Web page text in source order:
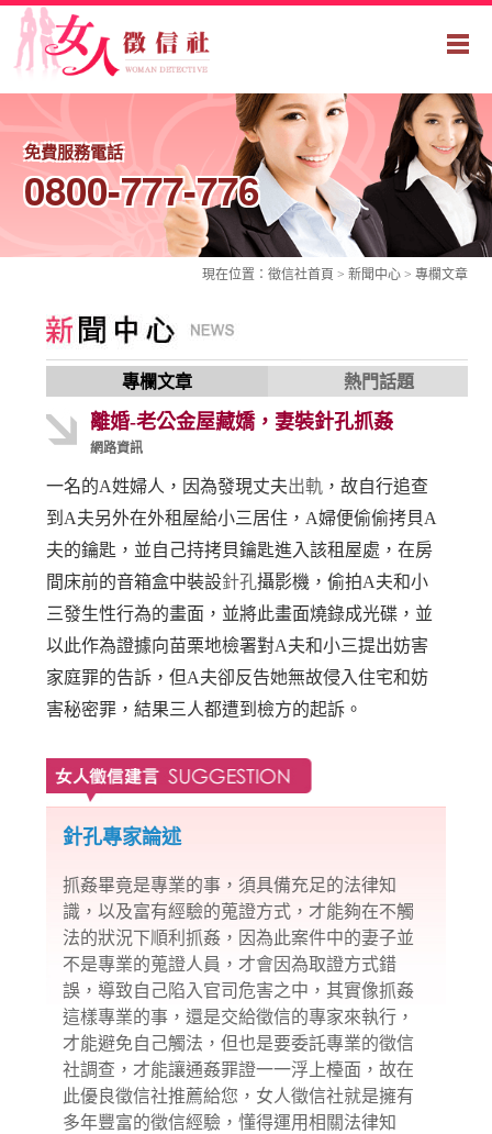
免費服務電話
0800-777-776
現在位置： 徵信社首頁 > 新聞中心 > 專欄文章
專欄文章 熱門話題
離婚-老公金屋藏嬌，妻裝針孔抓姦
網路資訊
一名的A姓婦人，因為發現丈夫出軌 ，故自行追查
到A夫另外在外租屋給小三居住，A婦便偷偷拷貝A
夫的鑰匙，並自己持拷貝鑰匙進入該租屋處，在房
間床前的音箱盒中裝設針孔攝影機，偷拍A夫和小
三發生性行為的畫面，並將此畫面燒錄成光碟，並
以此作為證據向苗栗地檢署對A夫和小三提出妨害
家庭罪的告訴，但A夫卻反告她無故侵入住宅和妨
害秘密罪，結果三人都遭到檢方的起訴。
針孔專家論述
抓姦畢竟是專業的事，須具備充足的法律知
識，以及富有經驗的蒐證方式，才能夠在不觸
法的狀況下順利抓姦，因為此案件中的妻子並
不是專業的蒐證人員，才會因為取證方式錯
誤，導致自己陷入官司危害之中，其實像抓姦
這樣專業的事，還是交給徵信的專家來執行，
才能避免自己觸法，但也是要委託專業的徵信
社調查，才能讓通姦罪證一一浮上檯面，故在
此優良徵信社推薦給您，女人徵信社就是擁有
多年豐富的徵信經驗，懂得運用相關法律知